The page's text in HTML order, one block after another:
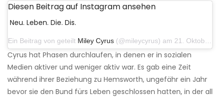
Diesen Beitrag auf Instagram ansehen
Neu. Leben. Die. Dis.
Ein Beitrag von geteilt Miley Cyrus (@mileycyrus) am 21. Oktober 2019 um 12:31 Uhr PDT
Cyrus hat Phasen durchlaufen, in denen er in sozialen
Medien aktiver und weniger aktiv war. Es gab eine Zeit
während ihrer Beziehung zu Hemsworth, ungefähr ein Jahr
bevor sie den Bund fürs Leben geschlossen hatten, in der all